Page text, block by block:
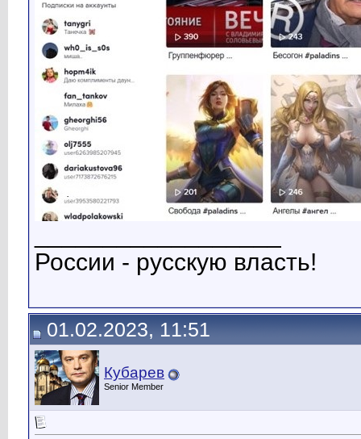
России - русскую власть!
01.02.2023, 11:51
Кубарев
Senior Member